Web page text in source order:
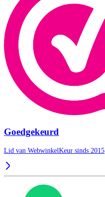
Goedgekeurd
Lid van WebwinkelKeur sinds 2015